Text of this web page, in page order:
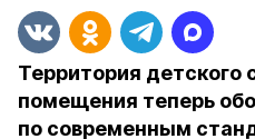
Территория детского
помещения теперь
по современным